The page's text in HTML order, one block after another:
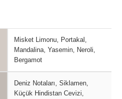
Misket Limonu, Portakal,
Mandalina, Yasemin, Neroli,
Bergamot
Deniz Notaları, Siklamen,
Küçük Hindistan Cevizi,